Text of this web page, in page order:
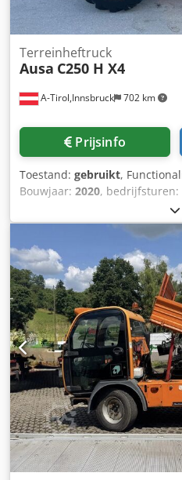
A-Tirol,Innsbruck 702 km
Terreinheftruck
Ausa C250 H X4
Prijsinfo
Toestand: gebruikt,
Bouwjaar: 2020, bedrijfsturen:
4.300 mm
brandstoftype:diesel,
37 kW
vorkenbordbreedte:1.600 mm
leeggewicht:4.400 kg, totale
aandrijftype:Diesel,
heftruck Chsdpfx Acezrcbre
Vorkbreedte: 100 mm
Technische staat: goed
Banden voor maat: 12.5/80-18
100% Banden achter type:
staat: 80 - 100% Beschrijving:
VOORRAAD VOLLEDIG
Zijschuiver, 3e ventiel, 4e
volledige cabine, CE-certificaat,
VOORBEREIDING VOOR
ACHTERUITRIJSIGNAL /